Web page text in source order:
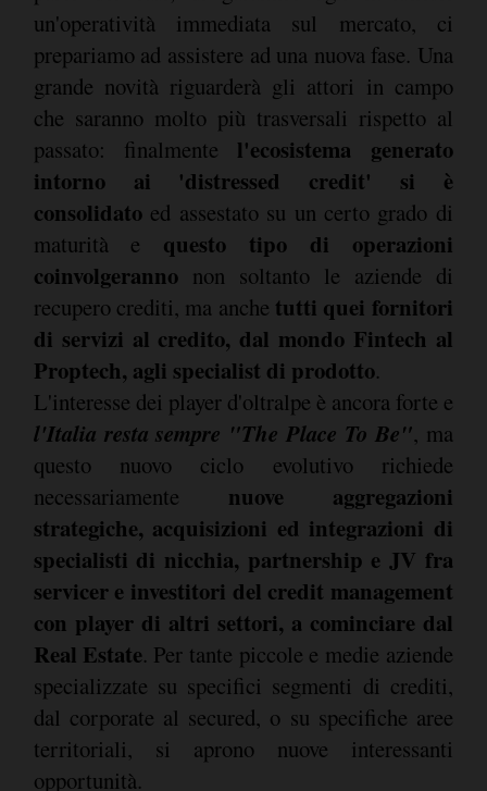
un'operatività immediata sul mercato, ci
prepariamo ad assistere ad una nuova fase. Una
grande novità riguarderà gli attori in campo
che saranno molto più trasversali rispetto al
passato: finalmente l'ecosistema generato
intorno ai 'distressed credit' si è
consolidatoed assestato su un certo grado di
maturità e questo tipo di operazioni
coinvolgerannonon soltanto le aziende di
recupero crediti, ma anche tutti quei fornitori
di servizi al credito, dal mondo Fintech al
Proptech, agli specialist di prodotto.
L'interesse dei player d'oltralpe è ancora forte e
l'Italia resta sempre "The Place To Be", ma
questo nuovo ciclo evolutivo richiede
necessariamente nuove aggregazioni
strategiche, acquisizioni ed integrazioni di
specialisti di nicchia, partnership e JV fra
servicer e investitori del credit management
con player di altri settori, a cominciare dal
Real Estate. Per tante piccole e medie aziende
specializzate su specifici segmenti di crediti,
dal corporate al secured, o su specifiche aree
territoriali, si aprono nuove interessanti
opportunità.